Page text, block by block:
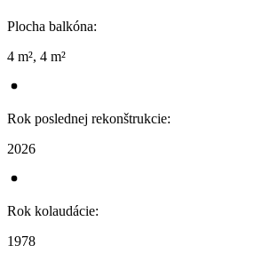
Plocha balkóna:
4 m², 4 m²
Rok poslednej rekonštrukcie:
2026
Rok kolaudácie:
1978